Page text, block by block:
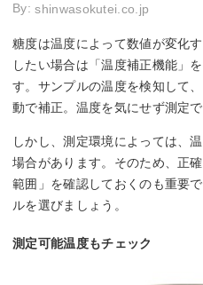
By:shinwasokutei.co.jp
糖度は温度によって数値が変化
したい場合は「温度補正機能」
す。サンプルの温度を検知して
動で補正。温度を気にせず測定
しかし、測定環境によっては、
場合があります。そのため、正
範囲」を確認しておくのも重要
ルを選びましょう。
測定可能温度もチェック